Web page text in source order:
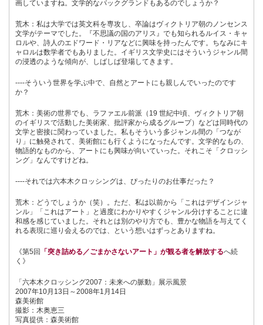
画していますね。文学的なバックグランドもあるのでしょうか？
荒木：私は大学では英文科を専攻し、卒論はヴィクトリア朝のノンセンス
文学がテーマでした。『不思議の国のアリス』でも知られるルイス・キャ
ロルや、詩人のエドワード・リアなどに興味を持ったんです。ちなみにキ
ャロルは数学者でもありました。イギリス文学史にはそういうジャンル間
の浸透のような傾向が、しばしば登場してきます。
----そういう世界を学ぶ中で、自然とアートにも親しんでいったのです
か？
荒木：美術の世界でも、ラファエル前派（19 世紀中頃、ヴィクトリア朝
のイギリスで活動した美術家、批評家から成るグループ）などは同時代の
文学と密接に関わっていました。私もそういう多ジャンル間の「つなが
り」に触発されて、美術館にも行くようになったんです。文学的なもの、
物語的なものから、アートにも興味が向いていった。それこそ「クロッシ
ング」なんですけどね。
----それでは六本木クロッシングは、ぴったりのお仕事だった？
荒木：どうでしょうか（笑）。ただ、私は以前から「これはデザインジャ
ンル」「これはアート」と過度にわかりやすくジャンル分けすることに違
和感を感じていました。それとは別のやり方でも、豊かな物語を与えてく
れる表現に巡り会えるのでは、という想いはずっとありますね。
《第5回 「突き詰める／ごまかさないアート」が観る者を解放するへ続
く》
「六本木クロッシング2007：未来への脈動」展示風景
2007年10月13日～2008年1月14日
森美術館
撮影：木奥恵三
写真提供：森美術館